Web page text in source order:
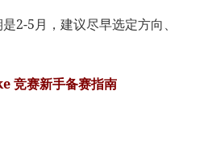
2-5月，建议尽早选定方向、
竞赛新手备赛指南